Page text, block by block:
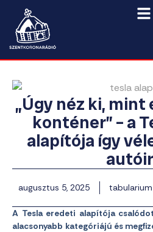
„Úgy néz ki,
konténer” – a
alapítója így
augusztus 5, 2025 tabularium
A Tesla eredeti alapítója
alacsonyabb kategóriájú és